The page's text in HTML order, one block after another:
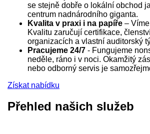
se stejně dobře o lokální obchod
centrum nadnárodního giganta.
Kvalita v praxi i na papíře –
Kvalitu zaručují certifikace,
organizacích a vlastní auditorský
Pracujeme 24/7 - Fungujeme
neděle, ráno i v noci. Okamžitý
nebo odborný servis je
Získat nabídku
Přehled našich služeb